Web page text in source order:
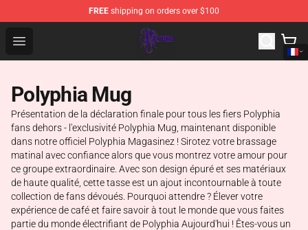
FREE shipping on orders over $100
Open menu
Polyphia Shop - Official Polyphia Merchandise Store
Polyphia Mug
Présentation de la déclaration finale pour tous les fiers Polyphia
fans dehors - l'exclusivité Polyphia Mug, maintenant disponible
dans notre officiel Polyphia Magasinez ! Sirotez votre brassage
matinal avec confiance alors que vous montrez votre amour pour
ce groupe extraordinaire. Avec son design épuré et ses matériaux
de haute qualité, cette tasse est un ajout incontournable à toute
collection de fans dévoués. Pourquoi attendre ? Élever votre
expérience de café et faire savoir à tout le monde que vous faites
partie du monde électrifiant de Polyphia Aujourd'hui ! Êtes-vous un